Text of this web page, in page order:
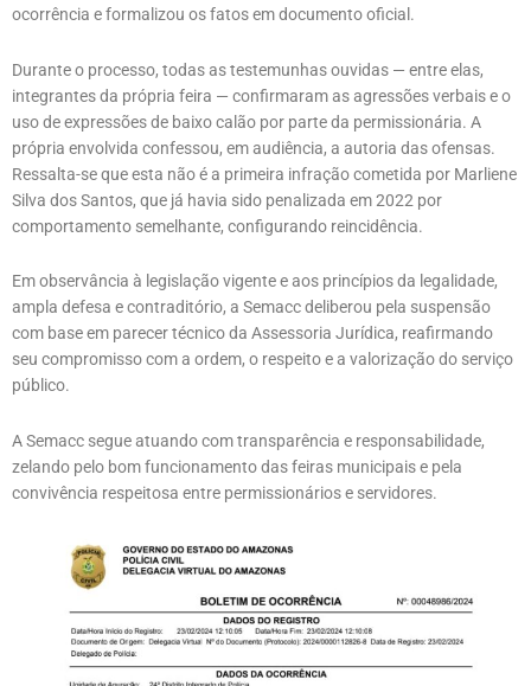
ocorrência e formalizou os fatos em documento oficial.
Durante o processo, todas as testemunhas ouvidas — entre elas,
integrantes da própria feira — confirmaram as agressões verbais e o
uso de expressões de baixo calão por parte da permissionária. A
própria envolvida confessou, em audiência, a autoria das ofensas.
Ressalta-se que esta não é a primeira infração cometida por Marliene
Silva dos Santos, que já havia sido penalizada em 2022 por
comportamento semelhante, configurando reincidência.
Em observância à legislação vigente e aos princípios da legalidade,
ampla defesa e contraditório, a Semacc deliberou pela suspensão
com base em parecer técnico da Assessoria Jurídica, reafirmando
seu compromisso com a ordem, o respeito e a valorização do serviço
público.
A Semacc segue atuando com transparência e responsabilidade,
zelando pelo bom funcionamento das feiras municipais e pela
convivência respeitosa entre permissionários e servidores.